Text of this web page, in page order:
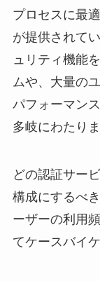
プロセスに最
が提供されて
ュリティ機能
ムや、大量の
パフォーマン
多岐にわたりま
どの認証サー
構成にするべ
ーザーの利用
てケースバイ